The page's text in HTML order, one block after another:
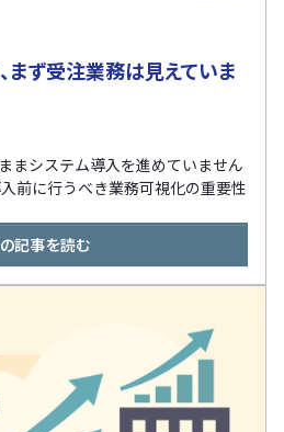
まず受注業務は見えていま
まシステム導入を進めていません
前に行うべき業務可視化の重要性
記事を読む